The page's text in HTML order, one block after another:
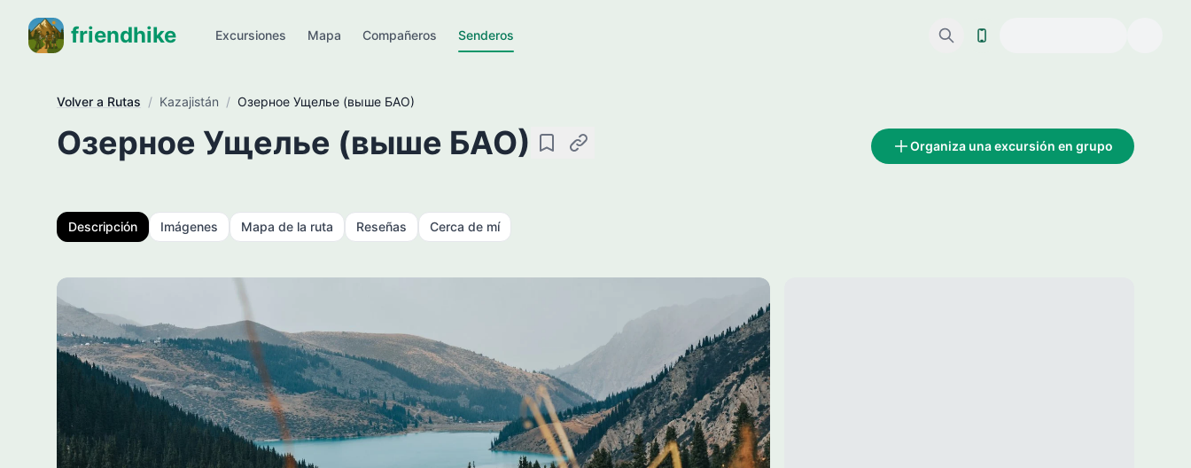
friendhike Excursiones Mapa Compañeros Senderos
Volver a Rutas / Kazajistán / Озерное Ущелье (выше БАО)
Озерное Ущелье (выше БАО) GuardarCopiar enlace Organiza una excursión en grupo
Descripción Imágenes Mapa de la ruta Reseñas Cerca de mí